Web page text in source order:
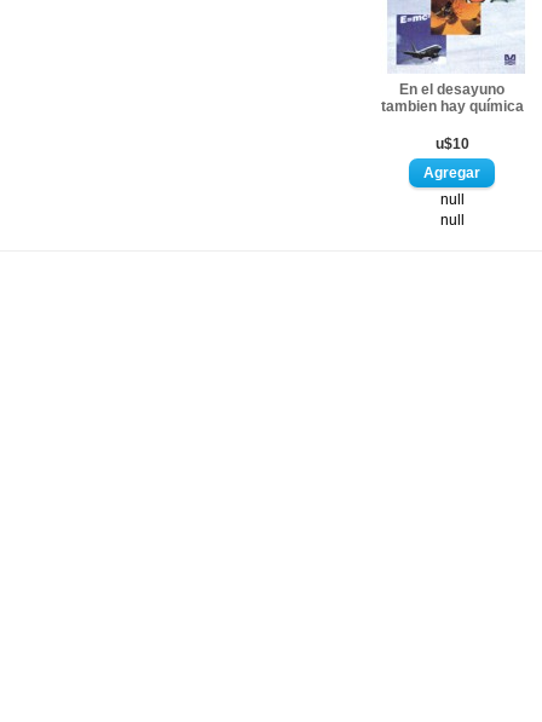
En el desayuno
tambien hay química
u$10
null
null